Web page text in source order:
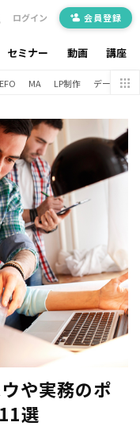
セミナー 動画 講座
ログイン 会員登録
MA LP制作 データ分析
や実務のポ
選